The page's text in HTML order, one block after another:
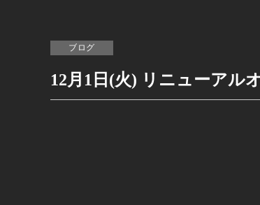
ブログ
12月1日(火) リニューアル